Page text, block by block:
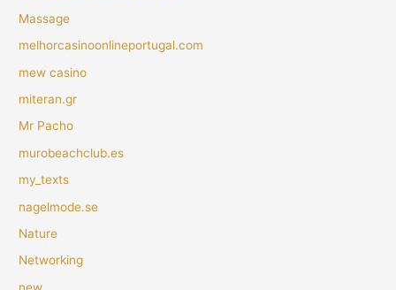
Massage
melhorcasinoonlineportugal.com
mew casino
miteran.gr
Mr Pacho
murobeachclub.es
my_texts
nagelmode.se
Nature
Networking